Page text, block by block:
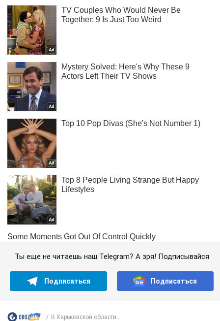
Ты еще не читаешь наш Telegram? А зря! Подписывайся
Подписаться Подписаться
В Харьковской области...